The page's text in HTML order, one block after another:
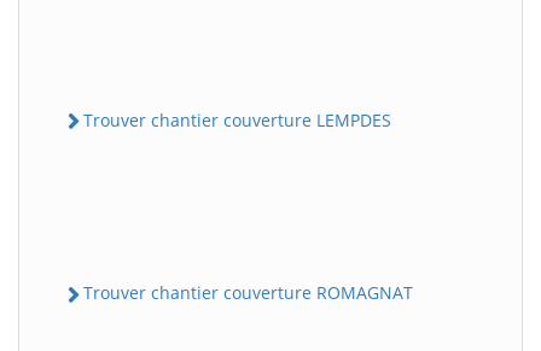
Trouver chantier couverture LEMPDES
Trouver chantier couverture ROMAGNAT